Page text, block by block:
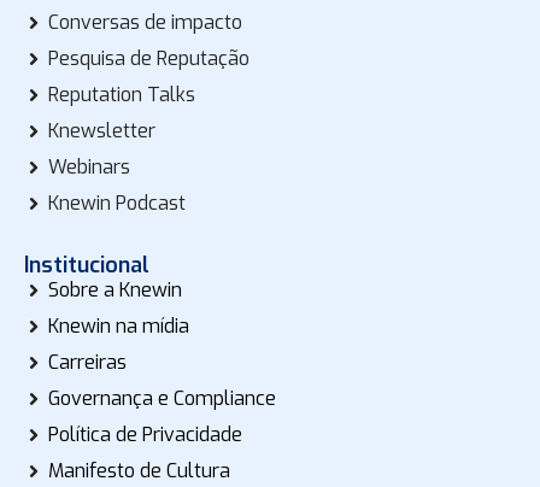
Conversas de impacto
Pesquisa de Reputação
Reputation Talks
Knewsletter
Webinars
Knewin Podcast
Institucional
Sobre a Knewin
Knewin na mídia
Carreiras
Governança e Compliance
Política de Privacidade
Manifesto de Cultura